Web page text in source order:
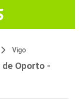
Vigo
Oporto -